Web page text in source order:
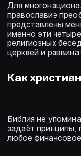
Для
православие
представлены
именно эти
религиозных
церквей и
Как
Библия не
задаёт принципы,
любое